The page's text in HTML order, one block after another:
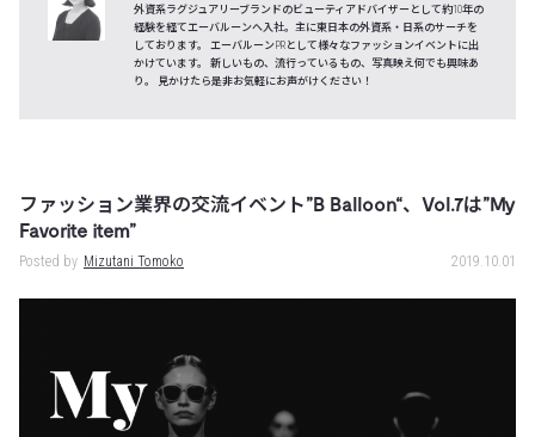
外資系ラグジュアリーブランドのビューティアドバイザーとして約10年の
経験を経てエーバルーンへ入社。主に東日本の外資系・日系のサーチを
しております。 エーバルーンPRとして様々なファッションイベントに出
かけています。 新しいもの、流行っているもの、写真映え何でも興味あ
り。 見かけたら是非お気軽にお声がけください！
ファッション業界の交流イベント”B Balloon“、Vol.7は”My
Favorite item”
Posted by Mizutani Tomoko 2019.10.01